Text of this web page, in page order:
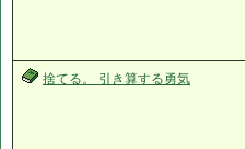
捨てる。 引き算する勇気